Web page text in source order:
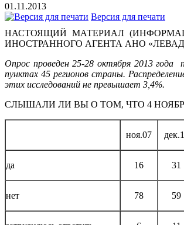
01.11.2013
Версия для печати
НАСТОЯЩИЙ МАТЕРИАЛ
ИНОСТРАННОГО АГЕНТА АНО
Опрос проведен 25-28 октября 2013 года
пунктах 45 регионов страны.
этих исследований не превышает 3,4%.
СЛЫШАЛИ ЛИ ВЫ О ТОМ, ЧТО 4
ноя.07
да 16 31
нет 78 59